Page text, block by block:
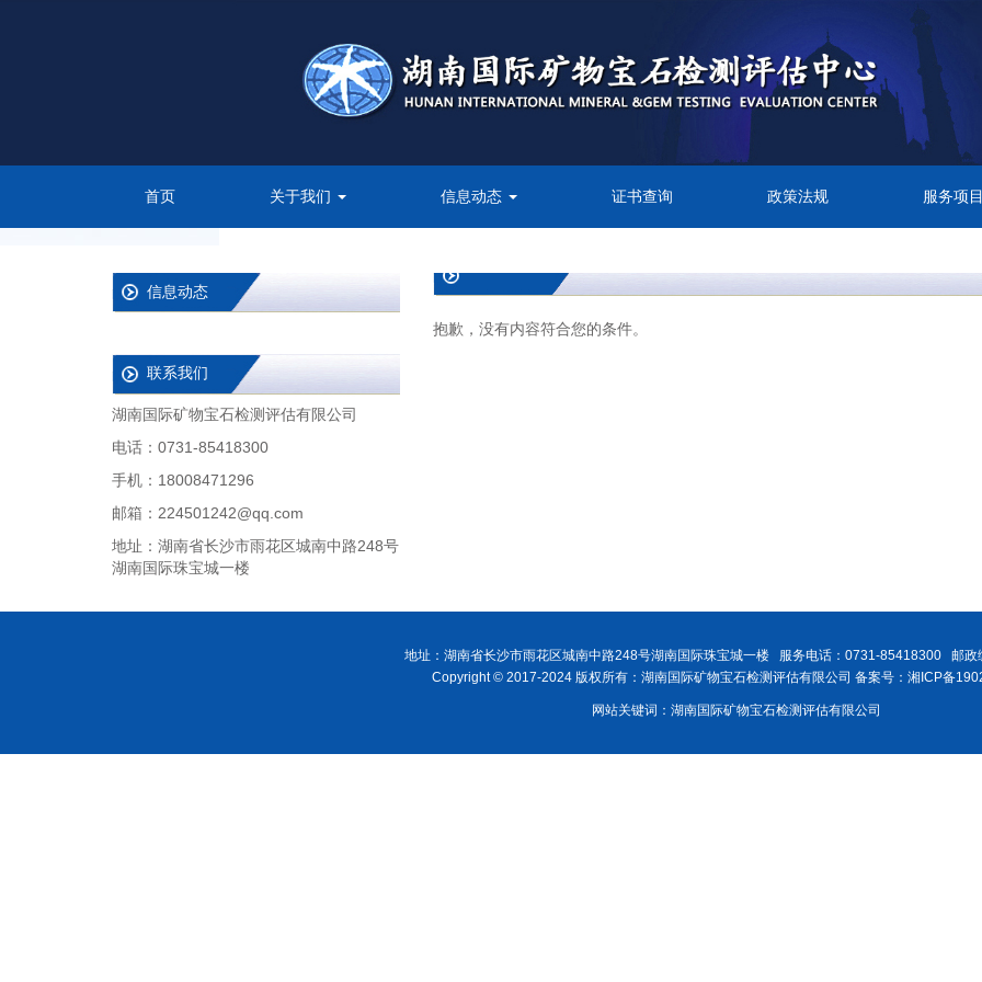
首页 关于我们 信息动态 证书查询 政策法规 服务项目
抱歉，没有内容符合您的条件。
信息动态
联系我们
湖南国际矿物宝石检测评估有限公司
电话：0731-85418300
手机：18008471296
邮箱：224501242@qq.com
地址：湖南省长沙市雨花区城南中路248号
湖南国际珠宝城一楼
地址：湖南省长沙市雨花区城南中路248号湖南国际珠宝城一楼 服务电话：0731-85418300 邮政
Copyright © 2017-2024 版权所有：湖南国际矿物宝石检测评估有限公司 备案号：湘ICP备
网站关键词：湖南国际矿物宝石检测评估有限公司